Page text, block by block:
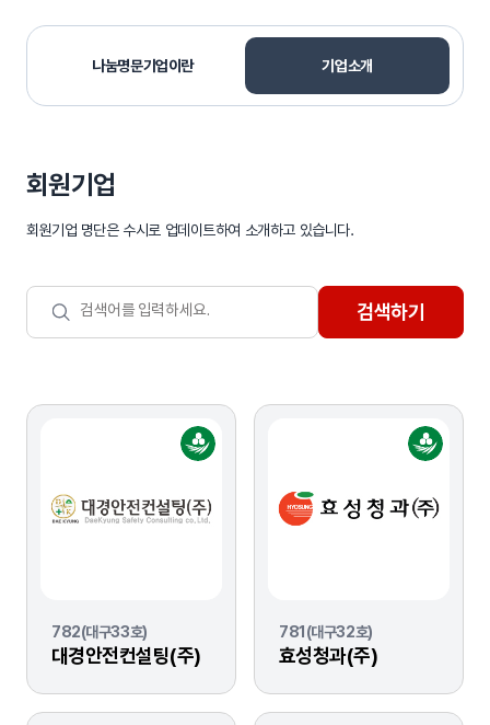
나눔명문기업이란 기업소개
회원기업
회원기업 명단은 수시로 업데이트하여 소개하고 있습니다.
검색하기
782(대구33호)
대경안전컨설팅(주)
781(대구32호)
효성청과(주)